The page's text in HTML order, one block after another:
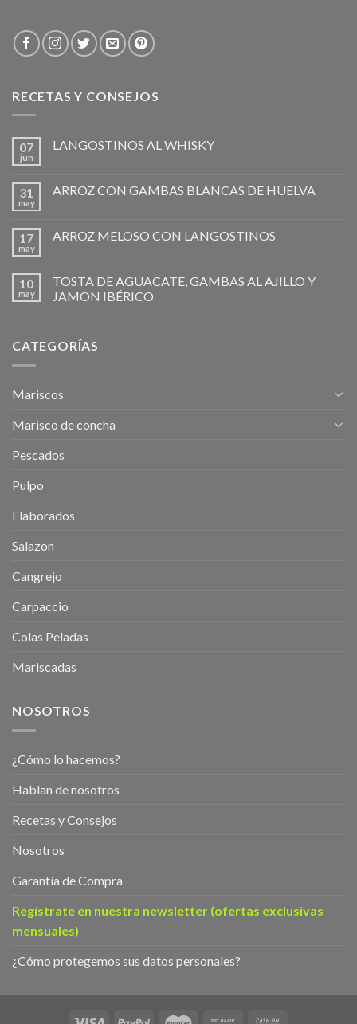
RECETAS Y CONSEJOS
07
jun
LANGOSTINOS AL WHISKY
31
may
ARROZ CON GAMBAS BLANCAS DE HUELVA
17
may
ARROZ MELOSO CON LANGOSTINOS
10
may
TOSTA DE AGUACATE, GAMBAS AL AJILLO Y
JAMON IBÉRICO
CATEGORÍAS
Mariscos
Marisco de concha
Pescados
Pulpo
Elaborados
Salazon
Cangrejo
Carpaccio
Colas Peladas
Mariscadas
NOSOTROS
¿Cómo lo hacemos?
Hablan de nosotros
Recetas y Consejos
Nosotros
Garantía de Compra
Regístrate en nuestra newsletter (ofertas exclusivas
mensuales)
¿Cómo protegemos sus datos personales?